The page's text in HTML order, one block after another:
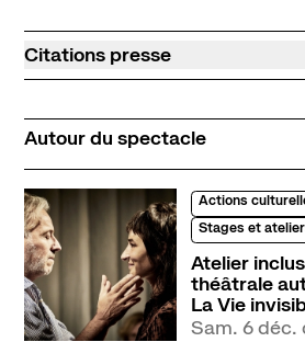
Citations presse
Autour du spectacle
Actions
Stages et
Atelier
théâtrale
La Vie
Sam. 6 déc.